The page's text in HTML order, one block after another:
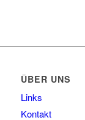
ÜBER UNS
Links
Kontakt